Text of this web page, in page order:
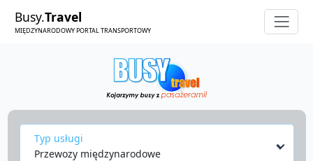
Busy.Travel
MIĘDZYNARODOWY PORTAL TRANSPORTOWY
Typ usługi
Przewozy międzynarodowe